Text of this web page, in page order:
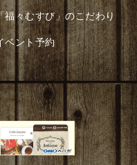
福々むすび」のこだわり
ベント予約